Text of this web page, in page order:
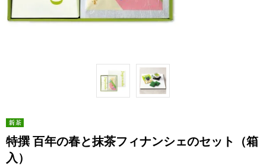
特撰 百年の春と抹茶フィナンシェのセット（箱
入）